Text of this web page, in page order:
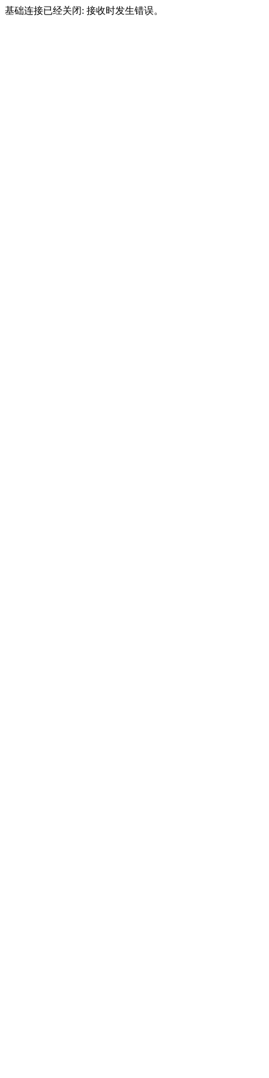
基础连接已经关闭: 接收时发生错误。